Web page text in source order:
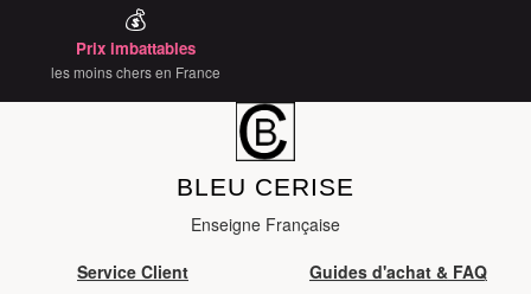
💰
Prix imbattables
les moins chers en France
BLEU CERISE
Enseigne Française
Service Client
Guides d'achat & FAQ